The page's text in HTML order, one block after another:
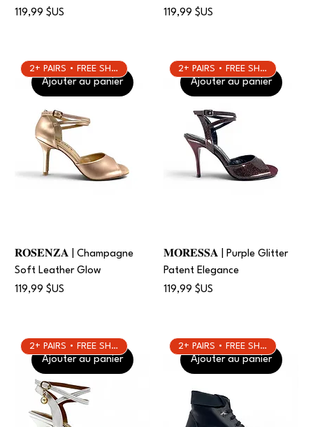
Prix
119,99 $US
Prix
119,99 $US
Ajouter au panier
2+ PAIRS • FREE SHIPPING
𝐑𝐎𝐒𝐄𝐍𝐙𝐀 | Champagne
Soft Leather Glow
Prix
119,99 $US
Ajouter au panier
2+ PAIRS • FREE SHIPPING
𝐌𝐎𝐑𝐄𝐒𝐒𝐀 | Purple Glitter
Patent Elegance
Prix
119,99 $US
Ajouter au panier
2+ PAIRS • FREE SHIPPING
Ajouter au panier
2+ PAIRS • FREE SHIPPING